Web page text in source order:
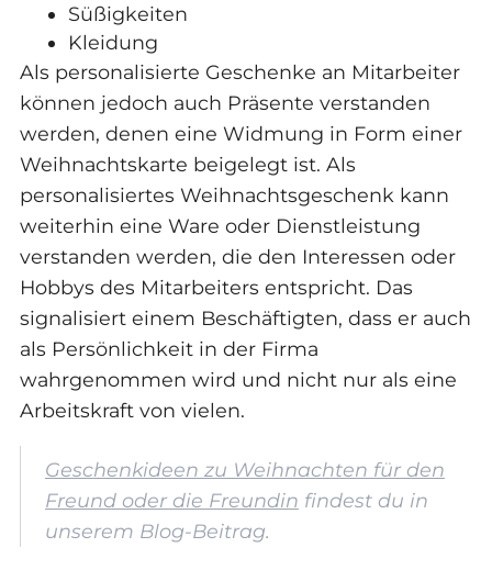
Süßigkeiten
Kleidung
Als personalisierte Geschenke an Mitarbeiter
können jedoch auch Präsente verstanden
werden, denen eine Widmung in Form einer
Weihnachtskarte beigelegt ist. Als
personalisiertes Weihnachtsgeschenk kann
weiterhin eine Ware oder Dienstleistung
verstanden werden, die den Interessen oder
Hobbys des Mitarbeiters entspricht. Das
signalisiert einem Beschäftigten, dass er auch
als Persönlichkeit in der Firma
wahrgenommen wird und nicht nur als eine
Arbeitskraft von vielen.
Geschenkideen zu Weihnachten für den
Freund oder die Freundin findest du in
unserem Blog-Beitrag.